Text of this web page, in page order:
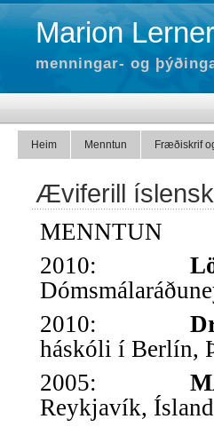
Marion Lerner
menningar- og
Heim Menntun Fræðiskrif
Æviferill
MENNTUN
2010:
2010:
háskóli í Berlín,
2005:
Reykjavík, Ísland